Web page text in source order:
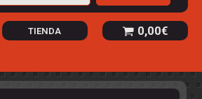
TIENDA 0,00€